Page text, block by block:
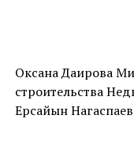
Оксана Даирова
строительства
Ерсайын